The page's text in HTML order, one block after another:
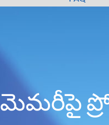
మెమరీపై